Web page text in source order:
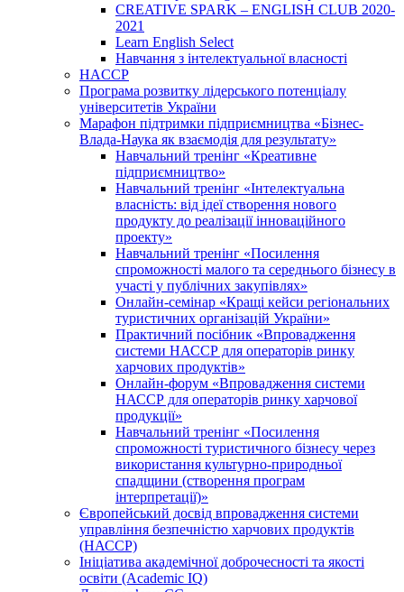
CREATIVE SPARK – ENGLISH CLUB 2020-
2021
Learn English Select
Навчання з інтелектуальної власності
HACCP
Програма розвитку лідерського потенціалу
університетів України
Марафон підтримки підприємництва «Бізнес-
Влада-Наука як взаємодія для результату»
Навчальний тренінг «Креативне
підприємництво»
Навчальний тренінг «Інтелектуальна
власність: від ідеї створення нового
продукту до реалізації інноваційного
проекту»
Навчальний тренінг «Посилення
спроможності малого та середнього бізнесу в
участі у публічних закупівлях»
Онлайн-семінар «Кращі кейси регіональних
туристичних організацій України»
Практичний посібник «Впровадження
системи НАССР для операторів ринку
харчових продуктів»
Онлайн-форум «Впровадження системи
НАССР для операторів ринку харчової
продукції»
Навчальний тренінг «Посилення
спроможності туристичного бізнесу через
використання культурно-природньої
спадщини (створення програм
інтерпретації)»
Європейський досвід впровадження системи
управління безпечністю харчових продуктів
(НАССР)
Ініціатива академічної доброчесності та якості
освіти (Academic IQ)